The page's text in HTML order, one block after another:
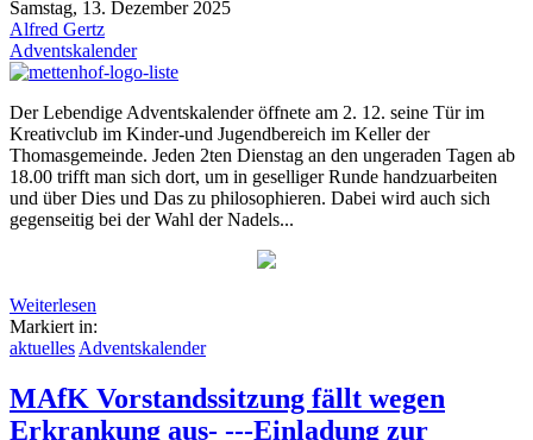
Samstag, 13. Dezember 2025
Alfred Gertz
Adventskalender
Der Lebendige Adventskalender öffnete am 2. 12. seine Tür im
Kreativclub im Kinder-und Jugendbereich im Keller der
Thomasgemeinde. Jeden 2ten Dienstag an den ungeraden Tagen ab
18.00 trifft man sich dort, um in geselliger Runde handzuarbeiten
und über Dies und Das zu philosophieren. Dabei wird auch sich
gegenseitig bei der Wahl der Nadels...
Weiterlesen
Markiert in:
aktuelles Adventskalender
MAfK Vorstandssitzung fällt wegen
Erkrankung aus- ---Einladung zur